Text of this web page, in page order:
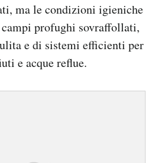
ma le condizioni igieniche
campi profughi sovraffollati,
e di sistemi efficienti per
e acque reflue.